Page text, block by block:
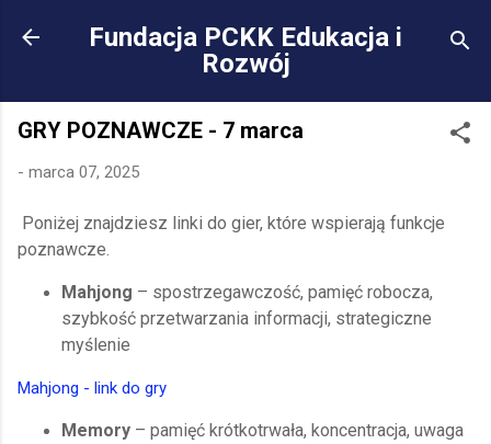
Przejdź do głównej
Fundacja PCKK Edukacja i
Rozwój
GRY POZNAWCZE - 7 marca
- marca 07, 2025
Poniżej znajdziesz linki do gier, które wspierają funkcje
poznawcze.
Mahjong – spostrzegawczość, pamięć robocza,
szybkość przetwarzania informacji, strategiczne
myślenie
Mahjong - link do gry
Memory – pamięć krótkotrwała, koncentracja, uwaga